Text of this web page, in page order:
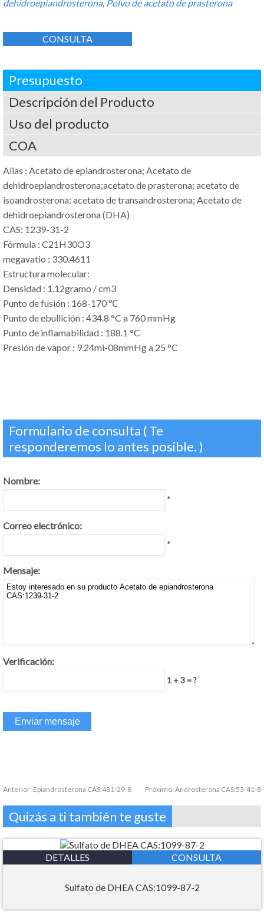
dehidroepiandrosterona, Polvo de acetato de prasterona
CONSULTA
Presupuesto
Descripción del Producto
Uso del producto
COA
Alias : Acetato de epiandrosterona; Acetato de
dehidroepiandrosterona;acetato de prasterona; acetato de
isoandrosterona; acetato de transandrosterona; Acetato de
dehidroepiandrosterona (DHA)
CAS: 1239-31-2
Fórmula : C21H30O3
megavatio : 330.4611
Estructura molecular:
Densidad : 1.12gramo / cm3
Punto de fusión : 168-170 ℃
Punto de ebullición : 434.8 °C a 760 mmHg
Punto de inflamabilidad : 188.1 °C
Presión de vapor : 9.24mi-08mmHg a 25 °C
Formulario de consulta ( Te
responderemos lo antes posible. )
Nombre:
*
Correo electrónico:
*
Mensaje:
Verificación:
1 + 3 = ?
Anterior: Epiandrosterona CAS:481-29-8 Próximo: Androsterona CAS:53-41-8
Quizás a ti también te guste
DETALLES CONSULTA
Sulfato de DHEA CAS:1099-87-2